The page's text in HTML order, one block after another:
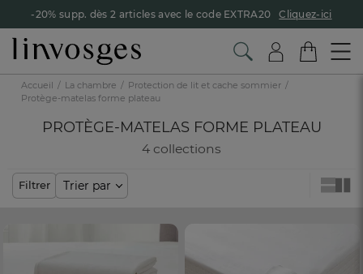
-20% supp. dès 2 articles avec le code EXTRA20 Cliquez-ici
Accueil La chambre
Protection de lit et cache sommier
Protège-matelas forme plateau
PROTÈGE-MATELAS FORME PLATEAU
4 collections
Filtrer Trier par